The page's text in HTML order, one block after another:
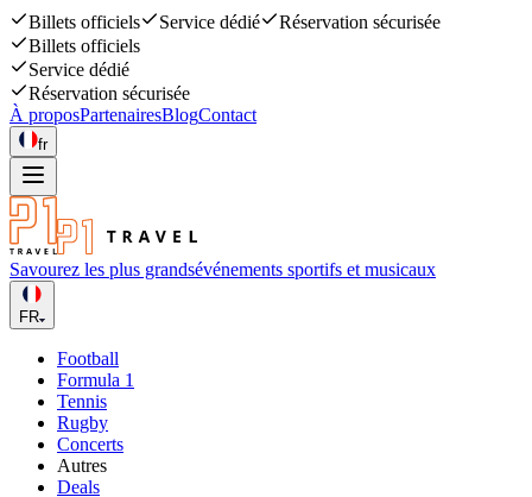
Billets officiels Service dédié
Réservation sécurisée
Billets officiels
Service dédié
Réservation sécurisée
À proposPartenairesBlogContact
fr
Savourez les plus grandsévénements sportifs et musicaux
FR
Football
Formula 1
Tennis
Rugby
Concerts
Autres
Deals